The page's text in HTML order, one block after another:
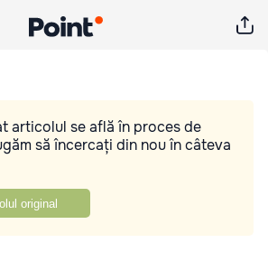
articolul se află în proces de
să încercați din nou în câteva
original